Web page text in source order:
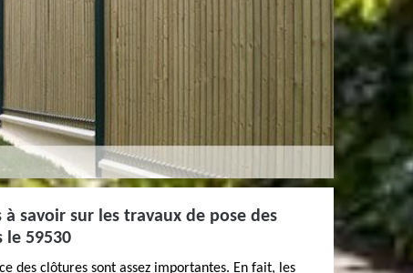
savoir sur les travaux de pose des
le 59530
des clôtures sont assez importantes. En fait, les